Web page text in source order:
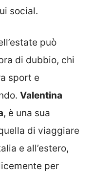
social.
può
di dubbio, chi
sport e
Valentina
, è una sua
di viaggiare
e all’estero,
per